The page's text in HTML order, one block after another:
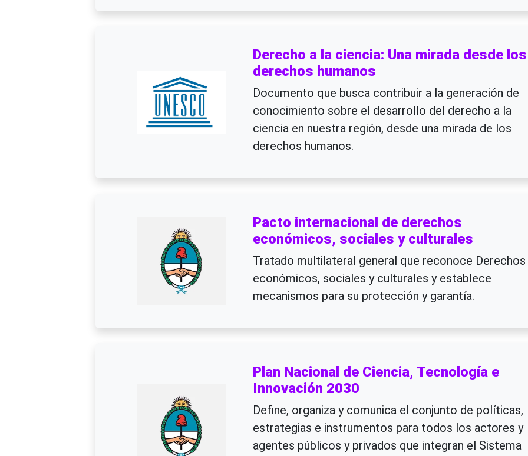
Derecho a la ciencia: Una mirada desde los
derechos humanos
Documento que busca contribuir a la generación de
conocimiento sobre el desarrollo del derecho a la
ciencia en nuestra región, desde una mirada de los
derechos humanos.
Pacto internacional de derechos
económicos, sociales y culturales
Tratado multilateral general que reconoce Derechos
económicos, sociales y culturales y establece
mecanismos para su protección y garantía.
Plan Nacional de Ciencia, Tecnología e
Innovación 2030
Define, organiza y comunica el conjunto de políticas,
estrategias e instrumentos para todos los actores y
agentes públicos y privados que integran el Sistema